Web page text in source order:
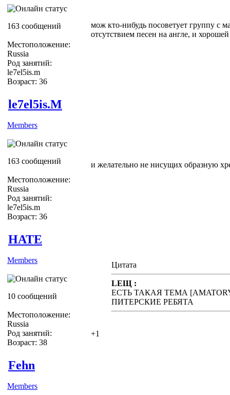
163 сообщений
Местоположение:
Russia
Род занятий:
le7el5is.m
Возраст: 36
мож кто-нибудь посоветует группу с
отсутствием песен на англе, и
le7el5is.M
Members
163 сообщений
Местоположение:
Russia
Род занятий:
le7el5is.m
Возраст: 36
и желательно не нисущих образную
HATE
Members
10 сообщений
Местоположение:
Russia
Род занятий:
Возраст: 38
Цитата
LEЩ :
ЕСТЬ ТАКАЯ ТЕМА
ПИТЕРСКИЕ РЕБЯТА
+1
Fehn
Members